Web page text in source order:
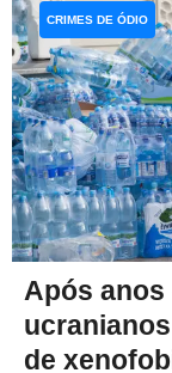
Após
de
CRIMES DE ÓDIO